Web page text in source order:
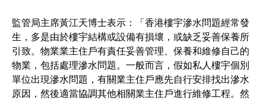
監管局主席黃江天博士表示：「香港樓宇滲水問題經常發
生，多是由於樓宇結構或設備有損壞，或缺乏妥善保養所
引致。物業業主住戶有責任妥善管理、保養和維修自己的
物業，包括處理滲水問題。一般而言，假如私人樓宇個別
單位出現滲水問題，有關業主住戶應先自行安排找出滲水
原因，然後適當協調其他相關業主住戶進行維修工程。然